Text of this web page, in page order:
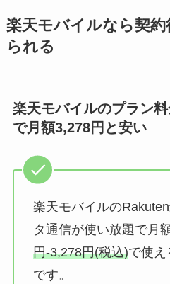
楽天モバイルなら契約
られる
楽天モバイルのプラン
で月額3,278円と安い
楽天モバイルの
タ通信が使い放題で月
円-3,278円(税込)で使え
です。